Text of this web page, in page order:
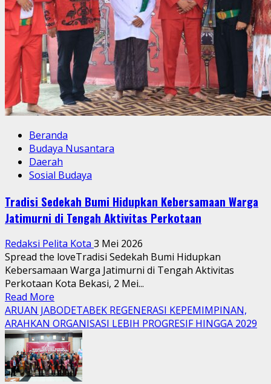
Beranda
Budaya Nusantara
Daerah
Sosial Budaya
Tradisi Sedekah Bumi Hidupkan Kebersamaan Warga
Jatimurni di Tengah Aktivitas Perkotaan
Redaksi Pelita Kota 3 Mei 2026
Spread the loveTradisi Sedekah Bumi Hidupkan
Kebersamaan Warga Jatimurni di Tengah Aktivitas
Perkotaan Kota Bekasi, 2 Mei...
Read More
more
about
Tradisi
Sedekah
Bumi
Hidupkan
ARUAN JABODETABEK REGENERASI KEPEMIMPINAN,
ARAHKAN ORGANISASI LEBIH PROGRESIF HINGGA 2029